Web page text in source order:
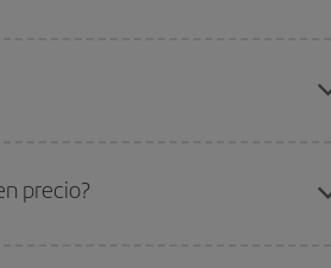
precio?